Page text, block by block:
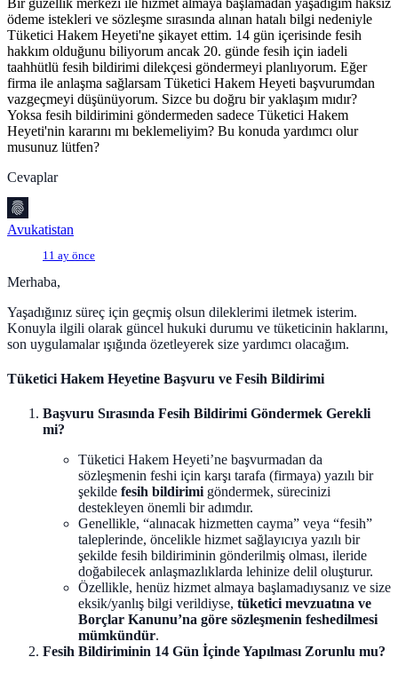
ödeme istekleri ve sözleşme sırasında alınan hatalı bilgi nedeniyle
Tüketici Hakem Heyeti'ne şikayet ettim. 14 gün içerisinde fesih
hakkım olduğunu biliyorum ancak 20. günde fesih için iadeli
taahhütlü fesih bildirimi dilekçesi göndermeyi planlıyorum. Eğer
firma ile anlaşma sağlarsam Tüketici Hakem Heyeti başvurumdan
vazgeçmeyi düşünüyorum. Sizce bu doğru bir yaklaşım mıdır?
Yoksa fesih bildirimini göndermeden sadece Tüketici Hakem
Heyeti'nin kararını mı beklemeliyim? Bu konuda yardımcı olur
musunuz lütfen?
Cevaplar
Avukatistan
11 ay önce
Merhaba,
Yaşadığınız süreç için geçmiş olsun dileklerimi iletmek isterim.
Konuyla ilgili olarak güncel hukuki durumu ve tüketicinin haklarını,
son uygulamalar ışığında özetleyerek size yardımcı olacağım.
Tüketici Hakem Heyetine Başvuru ve Fesih Bildirimi
Başvuru Sırasında Fesih Bildirimi Göndermek Gerekli
mi?
Tüketici Hakem Heyeti’ne başvurmadan da
sözleşmenin feshi için karşı tarafa (firmaya) yazılı bir
şekilde fesih bildirimi göndermek, sürecinizi
destekleyen önemli bir adımdır.
Genellikle, “alınacak hizmetten cayma” veya “fesih”
taleplerinde, öncelikle hizmet sağlayıcıya yazılı bir
şekilde fesih bildiriminin gönderilmiş olması, ileride
doğabilecek anlaşmazlıklarda lehinize delil oluşturur.
Özellikle, henüz hizmet almaya başlamadıysanız ve size
eksik/yanlış bilgi verildiyse, tüketici mevzuatına ve
Borçlar Kanunu’na göre sözleşmenin feshedilmesi
mümkündür.
Fesih Bildiriminin 14 Gün İçinde Yapılması Zorunlu mu?